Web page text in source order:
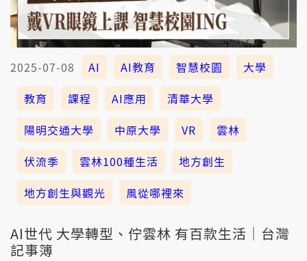
2025-07-08 AI AI教育 智慧校園
大學
教育
課程 AI應用
清華大學
陽明交通大學
中原大學 VR
雲林
伏流季
雲林100種生活
地方創生
地方創生與觀光
風從哪裡來
AI世代 大學轉型、佇雲林 有百款生活｜台灣
記事簿